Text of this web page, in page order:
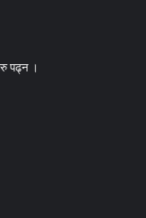
पढ्न ।